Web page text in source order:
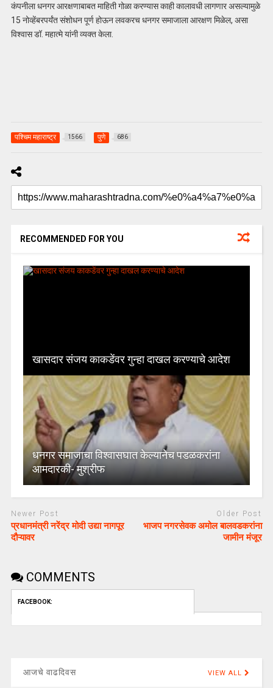
कंपनीला धनगर आरक्षणाबाबत माहिती गोळा करण्यास काही कालावधी लागणार असल्यामुळे
15 नोव्हेंबरपर्यंत संशोधन पूर्ण होऊन लवकरच धनगर समाजाला आरक्षण मिळेल, असा
विश्वास डॉ. महात्‍मे यांनी व्यक्‍त केला.
पश्चिम महाराष्ट्र 1566 पुणे 686
RECOMMENDED FOR YOU
खासदार संजय काकडेंवर गुन्हा दाखल करण्याचे आदेश
धनगर समाजाचा विश्वासघात केल्यानेच पडळकरांना
आमदारकी- मुश्रीफ
Newer Post
प्रधानमंत्री नरेंद्र मोदी उद्या नागपूर
दौऱ्यावर
Older Post
भाजप नगरसेवक अमोल बालवडकरांना
जामीन मंजूर
COMMENTS
FACEBOOK:
आजचे वाढदिवस VIEW ALL